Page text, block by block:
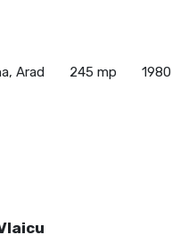
Arad 245 mp 1980